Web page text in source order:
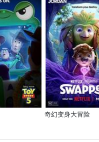
奇幻变身大冒险